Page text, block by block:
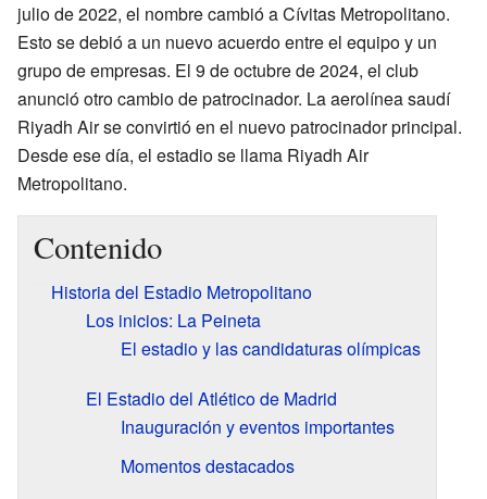
julio de 2022, el nombre cambió a Cívitas Metropolitano.
Esto se debió a un nuevo acuerdo entre el equipo y un
grupo de empresas. El 9 de octubre de 2024, el club
anunció otro cambio de patrocinador. La aerolínea saudí
Riyadh Air se convirtió en el nuevo patrocinador principal.
Desde ese día, el estadio se llama Riyadh Air
Metropolitano.
Contenido
Historia del Estadio Metropolitano
Los inicios: La Peineta
El estadio y las candidaturas olímpicas
El Estadio del Atlético de Madrid
Inauguración y eventos importantes
Momentos destacados